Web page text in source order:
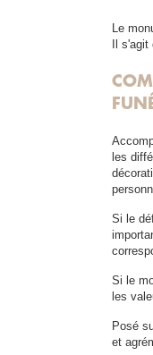
Le
Il
les
Si le
Si le
les
Posé
et